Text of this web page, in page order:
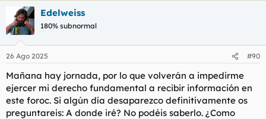
Edelweiss
180% subnormal
26 Ago 2025 #90
Mañana hay jornada, por lo que volverán a impedirme
ejercer mi derecho fundamental a recibir información en
este foroc. Si algún día desaparezco definitivamente os
preguntareis: A donde iré? No podéis saberlo. ¿Como